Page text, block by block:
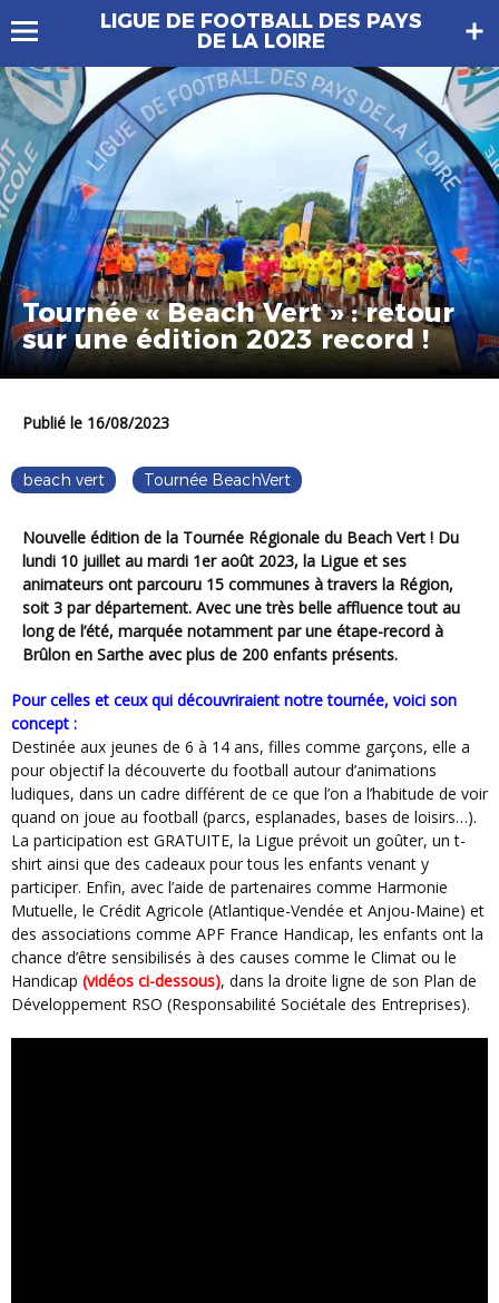
LIGUE DE FOOTBALL DES PAYS
DE LA LOIRE
Tournée « Beach Vert » : retour
sur une édition 2023 record !
Publié le 16/08/2023
beach vert Tournée BeachVert
Nouvelle édition de la Tournée Régionale du Beach Vert ! Du
lundi 10 juillet au mardi 1er août 2023, la Ligue et ses
animateurs ont parcouru 15 communes à travers la Région,
soit 3 par département. Avec une très belle affluence tout au
long de l’été, marquée notamment par une étape-record à
Brûlon en Sarthe avec plus de 200 enfants présents.
Pour celles et ceux qui découvriraient notre tournée, voici son
concept :
Destinée aux jeunes de 6 à 14 ans, filles comme garçons, elle a
pour objectif la découverte du football autour d’animations
ludiques, dans un cadre différent de ce que l’on a l’habitude de voir
quand on joue au football (parcs, esplanades, bases de loisirs…).
La participation est GRATUITE, la Ligue prévoit un goûter, un t-
shirt ainsi que des cadeaux pour tous les enfants venant y
participer. Enfin, avec l’aide de partenaires comme Harmonie
Mutuelle, le Crédit Agricole (Atlantique-Vendée et Anjou-Maine) et
des associations comme APF France Handicap, les enfants ont la
chance d’être sensibilisés à des causes comme le Climat ou le
Handicap (vidéos ci-dessous), dans la droite ligne de son Plan de
Développement RSO (Responsabilité Sociétale des Entreprises).